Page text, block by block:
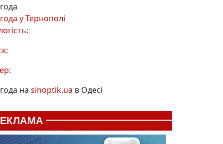
уТернополі
на sinoptik.ua в Одесі